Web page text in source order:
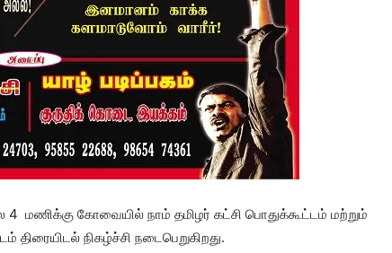
4 மணிக்கு கோவையில் நாம் தமிழர் கட்சி பொதுக்கூட்டம் மற்றும்
நிகழ்ச்சி நடைபெறுகிறது.